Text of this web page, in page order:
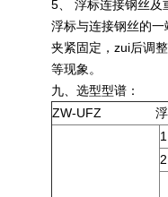
5、 浮标连接钢丝
浮标与连接钢丝的
夹紧固定，zui后调
等现象。
九、选型型谱：
ZW-UFZ